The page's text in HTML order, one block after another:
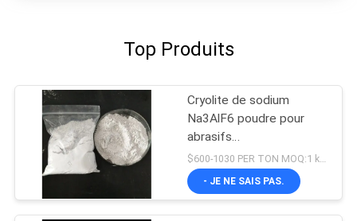
Top Produits
Cryolite de sodium
Na3AlF6 poudre pour
abrasifs
Hexafluoroaluminate de
sodium
- JE NE SAIS PAS.